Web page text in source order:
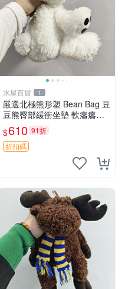
水星百貨 1
嚴選北極熊形塑 Bean Bag 豆
豆熊臀部緩衝坐墊 軟癟癟舒
壓設計 保暖又實用 適合久坐
放松 推薦居家使用 RUSS系
列 豆豆熊屁屁坐墊 3D顆粒結
$610 91折
折扣碼